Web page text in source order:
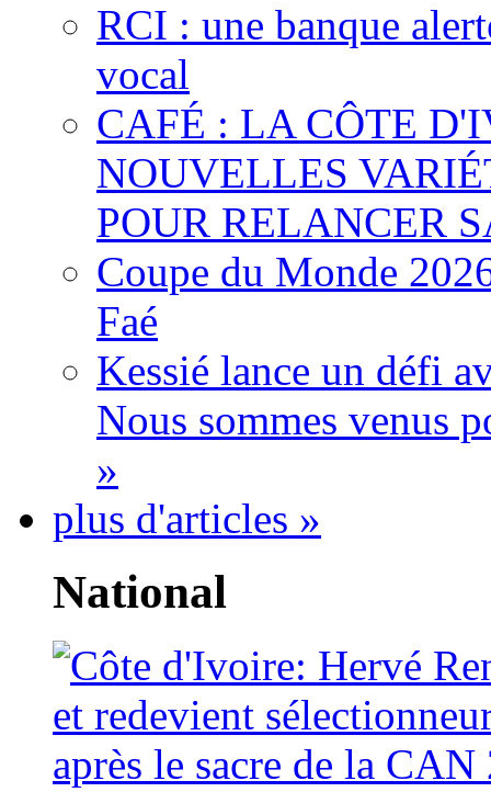
RCI : une banque
vocal
CAFÉ : LA CÔTE
NOUVELLES
POUR RELANCER
Coupe du Monde
Faé
Kessié lance un défi
Nous sommes venus
»
plus d'articles »
National